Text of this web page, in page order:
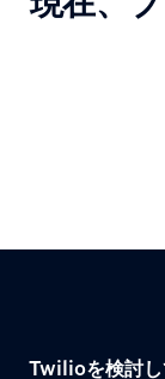
Twilioを検討し